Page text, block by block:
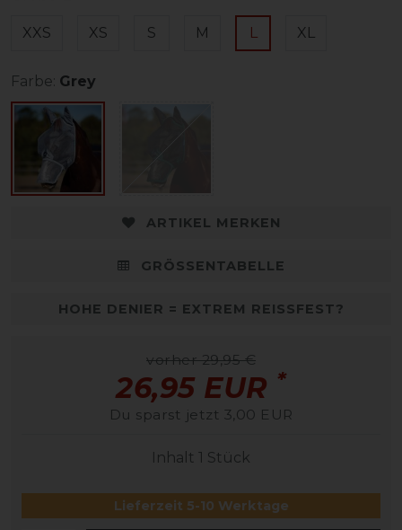
XXS XS S M L XL
Farbe: Grey
ARTIKEL MERKEN
GRÖSSENTABELLE
HOHE DENIER = EXTREM REISSFEST?
vorher 29,95 €
26,95 EUR *
Du sparst jetzt 3,00 EUR
Inhalt 1 Stück
Lieferzeit 5-10 Werktage